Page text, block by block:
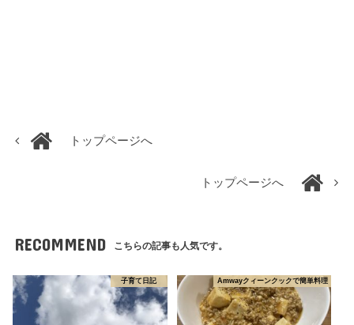
トップページへ
トップページへ
RECOMMEND こちらの記事も人気です。
子育て日記 Amwayクィーンクックで簡単料理